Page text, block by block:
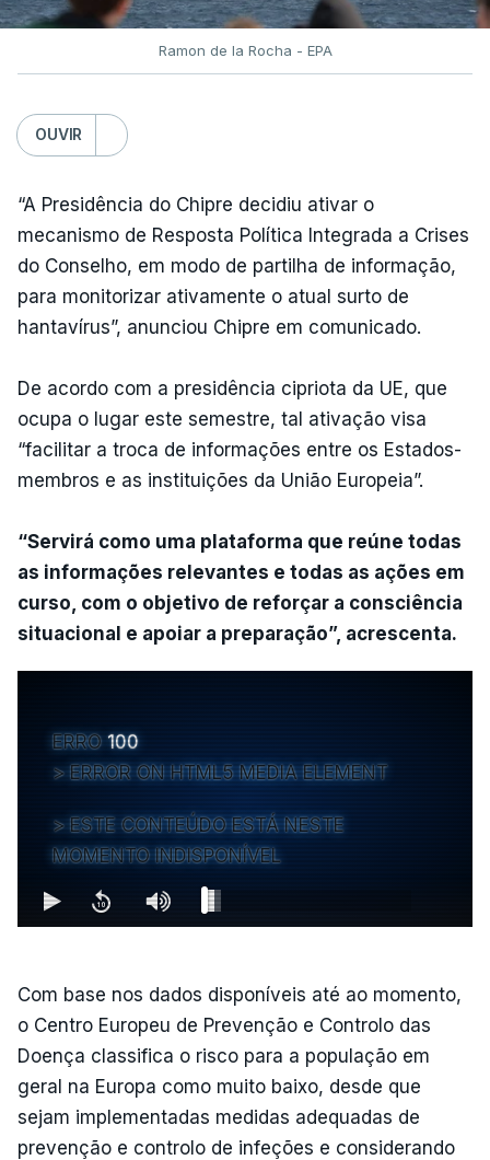
Ramon de la Rocha - EPA
OUVIR
“A Presidência do Chipre decidiu ativar o
mecanismo de Resposta Política Integrada a Crises
do Conselho, em modo de partilha de informação,
para monitorizar ativamente o atual surto de
hantavírus”, anunciou Chipre em comunicado.
De acordo com a presidência cipriota da UE, que
ocupa o lugar este semestre, tal ativação visa
“facilitar a troca de informações entre os Estados-
membros e as instituições da União Europeia”.
“Servirá como uma plataforma que reúne todas
as informações relevantes e todas as ações em
curso, com o objetivo de reforçar a consciência
situacional e apoiar a preparação”, acrescenta.
ERRO 100
ERROR ON HTML5 MEDIA ELEMENT
ESTE CONTEÚDO ESTÁ NESTE
MOMENTO INDISPONÍVEL
Com base nos dados disponíveis até ao momento,
o Centro Europeu de Prevenção e Controlo das
Doença classifica o risco para a população em
geral na Europa como muito baixo, desde que
sejam implementadas medidas adequadas de
prevenção e controlo de infeções e considerando